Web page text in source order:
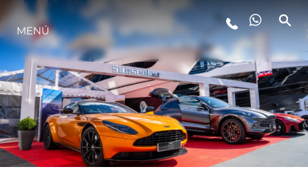
ESTILO DE VIDA
INNOVACIÓN
¿QUIÉNES SOMOS?
MENÚ